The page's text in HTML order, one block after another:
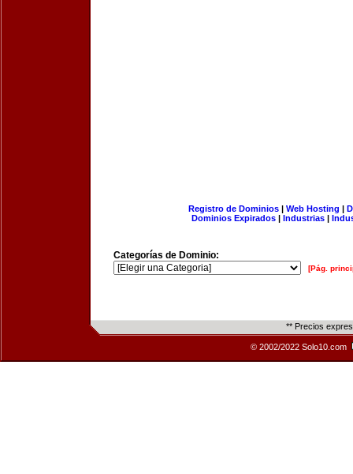
Registro de Dominios| Web Hosting |
Dominios Expirados | Industrias |
Categorías de Dominio:
[Pág.
** Precios
© 2002/2022 Solo10.com